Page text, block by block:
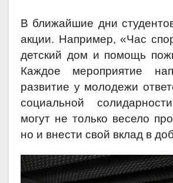
В ближайшие дни
акции. Например, «Час
детский дом и помощь
Каждое мероприятие
развитие у молодежи
социальной
могут не только весело
но и внести свой вклад в